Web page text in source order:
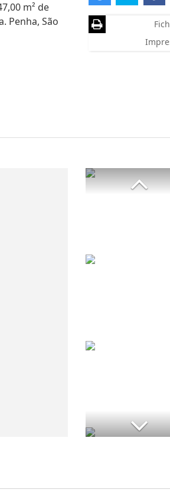
m² de
Penha, São